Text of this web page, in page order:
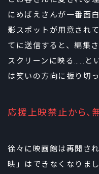
にめばえさんが一番面
影スポットが用意され
てに送信すると、編集
スクリーンに映る……と
は笑いの方向に振り切
応援上映禁止から、
徐々に映画館は再開さ
映」はできなくなりま